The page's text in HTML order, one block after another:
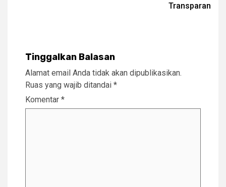
Transparan
Tinggalkan Balasan
Alamat email Anda tidak akan dipublikasikan.
Ruas yang wajib ditandai *
Komentar *